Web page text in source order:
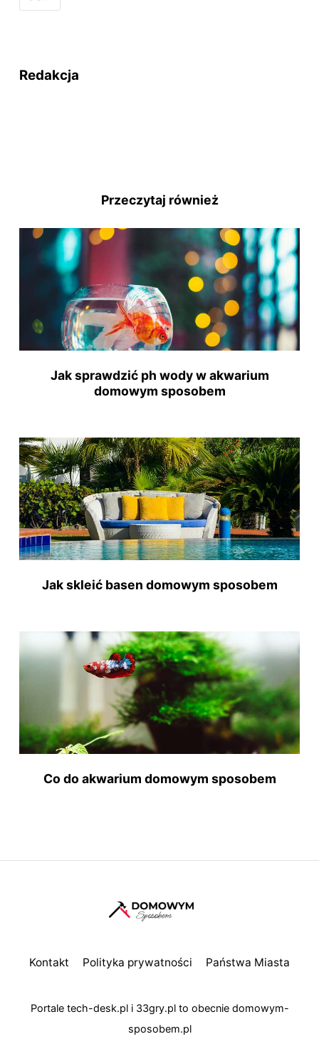
Redakcja
Przeczytaj również
Jak sprawdzić ph wody w akwarium
domowym sposobem
Jak skleić basen domowym sposobem
Co do akwarium domowym sposobem
Kontakt Polityka prywatności Państwa Miasta
Portale tech-desk.pli 33gry.plto obecnie domowym-
sposobem.pl